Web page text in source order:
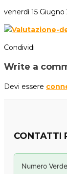
venerdì 15 Giugno
Condividi
Write a
Devi essere
CONTATTI
Numero Verde